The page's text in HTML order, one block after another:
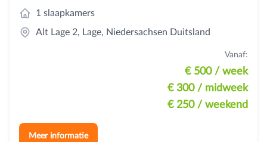
1 slaapkamers
Alt Lage 2, Lage, Niedersachsen Duitsland
Vanaf:
€ 500/ week
€ 300/ midweek
€ 250/ weekend
Meer informatie